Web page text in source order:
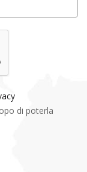
di poterla